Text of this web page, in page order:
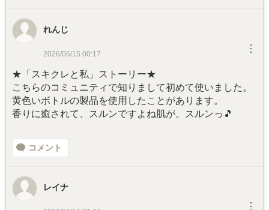
れんじ
2026/06/15 00:17 ︙
★「スキクレと私」ストーリー★
こちらのコミュニティで知りまして初めて使いました。
黄色いボトルの製品を使用したことがあります。
香りに癒されて、スルンですよね肌が。スルンっ🎵
コメント
レイナ
︙